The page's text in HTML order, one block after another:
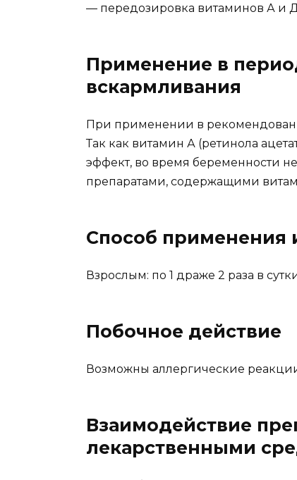
— передозировка витаминов А и
Применение в
вскармливания
При применении в
Так как витамин А (ретинола
эффект, во время беременности
препаратами, содержащими
Способ применения
Взрослым: по 1 драже 2 раза в
Побочное действие
Возможны аллергические
Взаимодействие
лекарственными